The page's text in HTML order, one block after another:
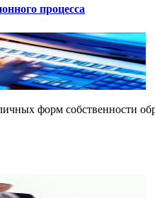
процесса
форм собственности